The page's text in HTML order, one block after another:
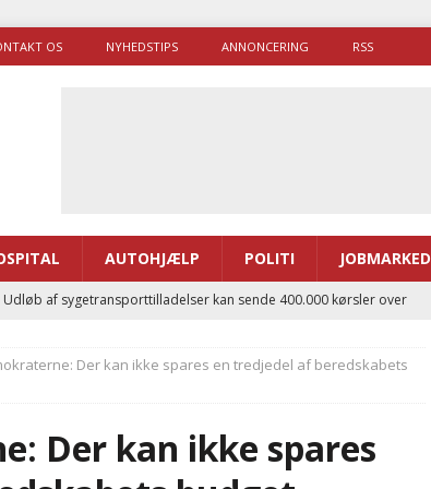
OS NYHEDSTIPS ANNONCERING RSS
AUTOHJÆLP POLITI JOBMARKED
af sygetransporttilladelser kan sende 400.000 kørsler over
og el-sygetransportvogn til Samsø
PRÆHOSPITAL
politiuddannelse skal ruste betjentene til mere kompleks
Der kan ikke spares en tredjedel af beredskabets
Der kan ikke spares